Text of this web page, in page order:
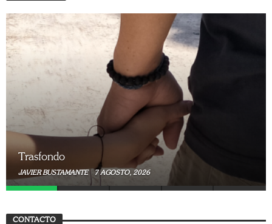
Trasfondo
JAVIER BUSTAMANTE 7 AGOSTO, 2026
CONTACTO